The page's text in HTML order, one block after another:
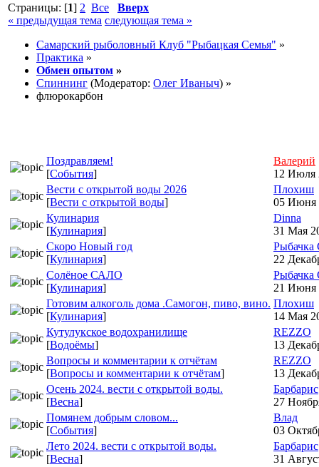
Страницы: [1] 2 Все
Вверх
« предыдущая тема следующая тема »
Самарский рыболовный Клуб "Рыбацкая Семья" »
Практика »
Обмен опытом »
Спиннинг (Модератор: Олег Иваныч) »
флюрокарбон
Поздравляем!
[События]
Валерий
12 Июля
Вести с открытой воды 2026
[Вести с открытой воды]
Плохиш
05 Июня
Кулинария
[Кулинария]
Dinna
31 Мая
Скоро Новый год
[Кулинария]
Рыбачка
22
Солёное САЛО
[Кулинария]
Рыбачка
21 Июня
Готовим алкоголь дома .Самогон, пиво, вино.
[Кулинария]
Плохиш
14 Мая
Кутулукское водохранилище
[Водоёмы]
REZZO
13
Вопросы и комментарии к отчётам
[Вопросы и комментарии к отчётам]
REZZO
13
Осень 2024. вести с открытой воды.
[Весна]
Барбарис
27
Помянем добрым словом...
[События]
Влад
03
Лето 2024. вести с открытой воды.
[Весна]
Барбарис
31